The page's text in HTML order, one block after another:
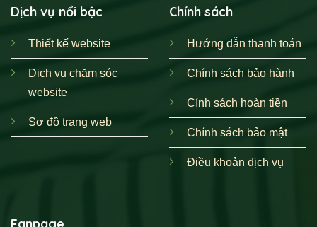
Dịch vụ nổi bậc
Thiết kế website
Dịch vụ chăm sóc
website
Sơ đồ trang web
Chính sách
Hướng dẫn thanh toán
Chính sách bảo hành
Cính sách hoàn tiền
Chính sách bảo mật
Điều khoản dịch vụ